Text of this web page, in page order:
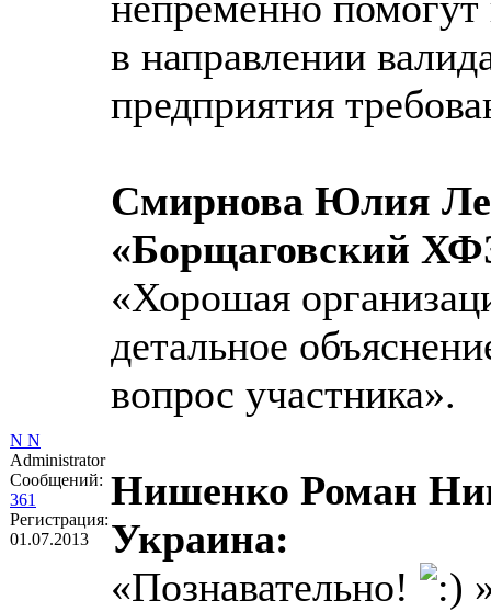
N N
Administrator
Сообщений:
361
Регистрация:
01.07.2013
в направлении
предприятия
Смирнова Юлия
«Борщаговский
«Хорошая
детальное
вопрос участника».
Нишенко Роман
Украина:
«Познавательно!